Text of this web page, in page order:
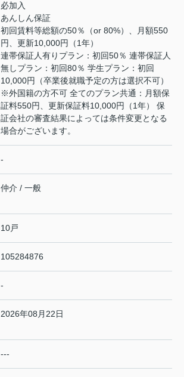
必加入
あんしん保証
初回賃料等総額の50％（or 80%）、月額550
円、更新10,000円（1年）
連帯保証人有りプラン：初回50％ 連帯保証人
無しプラン：初回80％ 学生プラン：初回
10,000円（卒業後就職予定の方は選択不可）
※外国籍の方不可 全てのプラン共通：月額保
証料550円、更新保証料10,000円（1年） 保
証会社の審査結果によっては条件変更となる
場合がございます。
-
仲介 / 一般
10戸
105284876
-
2026年08月22日
---